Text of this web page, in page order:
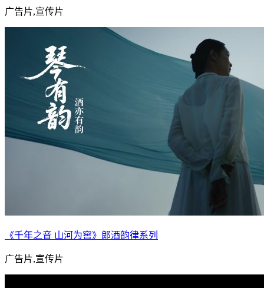
广告片,宣传片
《千年之音 山河为窖》郎酒韵律系列
广告片,宣传片